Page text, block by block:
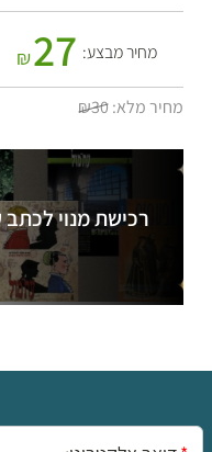
מחיר מבצע: 27
₪
מחיר מלא:₪30
רכישת מנוי
אימייל: